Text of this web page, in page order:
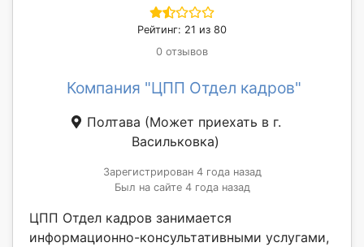
Рейтинг: 21 из 80
0 отзывов
Компания "ЦПП Отдел кадров"
Полтава (Может приехать в г.
Васильковка)
Зарегистрирован 4 года назад
Был на сайте 4 года назад
ЦПП Отдел кадров занимается
информационно-консультативными услугами,